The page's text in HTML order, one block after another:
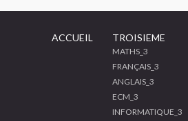
ACCUEIL TROISIEME
MATHS_3
FRANÇAIS_3
ANGLAIS_3
ECM_3
INFORMATIQUE_3